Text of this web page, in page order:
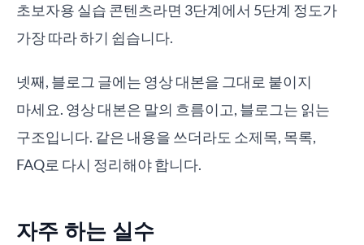
초보자용 실습 콘텐츠라면 3단계에서 5단계 정도가
가장 따라 하기 쉽습니다.
넷째, 블로그 글에는 영상 대본을 그대로 붙이지
마세요. 영상 대본은 말의 흐름이고, 블로그는 읽는
구조입니다. 같은 내용을 쓰더라도 소제목, 목록,
FAQ로 다시 정리해야 합니다.
자주 하는 실수